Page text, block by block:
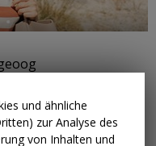
)
EINLÖSBAR: 1. SEPTEMBER–25. MÄRZ 2027 (FR. & SA. +7,50 €)
und ähnliche
zur Analyse des
von Inhalten und